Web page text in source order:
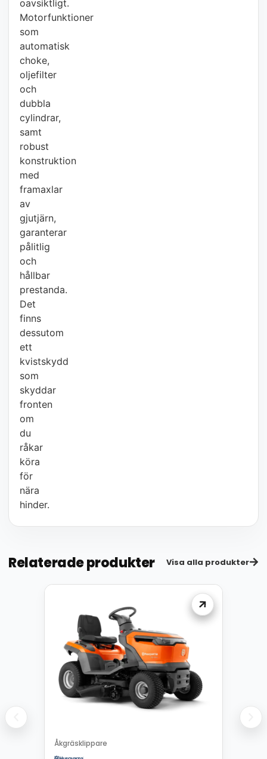
oavsiktligt.
Motorfunktioner
som
automatisk
choke,
oljefilter
och
dubbla
cylindrar,
samt
robust
konstruktion
med
framaxlar
av
gjutjärn,
garanterar
pålitlig
och
hållbar
prestanda.
Det
finns
dessutom
ett
kvistskydd
som
skyddar
fronten
om
du
råkar
köra
för
nära
hinder.
Relaterade produkter Visa alla produkter
Åkgräsklippare